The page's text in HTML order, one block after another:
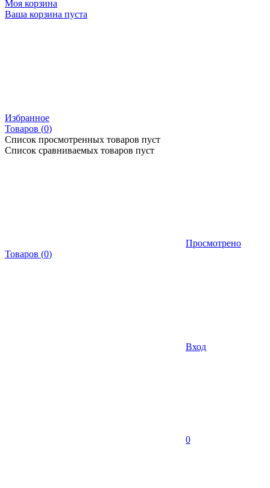
Моя корзина
Ваша корзина пуста
Избранное
Товаров (0)
Список просмотренных товаров пуст
Список сравниваемых товаров пуст
Просмотрено
Товаров (0)
Вход
0